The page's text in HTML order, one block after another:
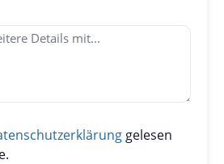
gelesen